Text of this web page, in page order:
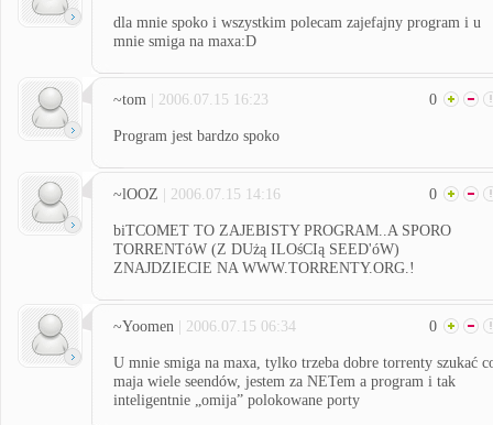
dla mnie spoko i wszystkim polecam zajefajny program i u
mnie smiga na maxa:D
~tom | 2006.07.15 16:23 0
Program jest bardzo spoko
~lOOZ | 2006.07.15 14:16 0
biTCOMET TO ZAJEBISTY PROGRAM..A SPORO
TORRENTóW (Z DUżą ILOśCIą SEED'óW)
ZNAJDZIECIE NA WWW.TORRENTY.ORG.!
~Yoomen | 2006.07.15 06:34 0
U mnie smiga na maxa, tylko trzeba dobre torrenty szukać
maja wiele seendów, jestem za NETem a program i tak
inteligentnie „omija” polokowane porty